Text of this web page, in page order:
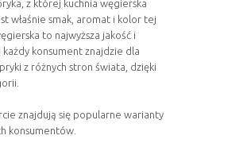
z której kuchnia węgierska
właśnie smak, aromat i kolor tej
to najwyższa jakość i
konsument znajdzie dla
z różnych stron świata, dzięki
znajdują się popularne warianty
konsumentów.